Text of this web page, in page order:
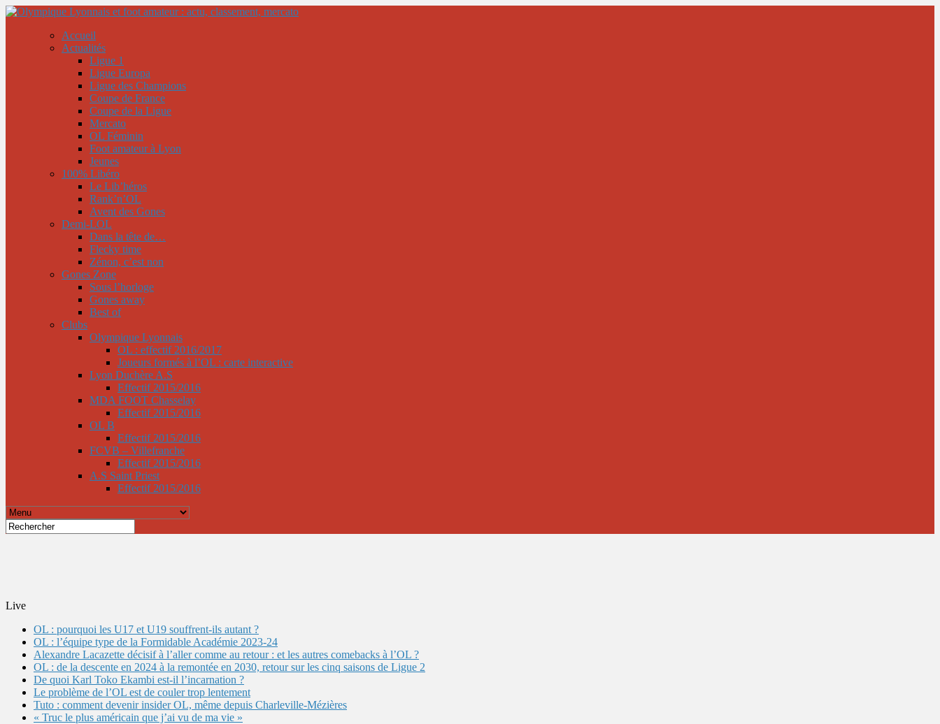
Accueil
Actualités
Ligue 1
Ligue Europa
Ligue des Champions
Coupe de France
Coupe de la Ligue
Mercato
OL Féminin
Foot amateur à Lyon
Jeunes
100% Libéro
Le Lib’héros
Rank’n’OL
Avent des Gones
Demi-LOL
Dans la tête de…
Flecky time
Zénon, c’est non
Gones Zone
Sous l’horloge
Gones away
Best of
Clubs
Olympique Lyonnais
OL : effectif 2016/2017
Joueurs formés à l’OL : carte interactive
Lyon Duchère A.S
Effectif 2015/2016
MDA FOOT Chasselay
Effectif 2015/2016
OL B
Effectif 2015/2016
FCVB – Villefranche
Effectif 2015/2016
A.S Saint Priest
Effectif 2015/2016
Live
OL : pourquoi les U17 et U19 souffrent-ils autant ?
OL : l’équipe type de la Formidable Académie 2023-24
Alexandre Lacazette décisif à l’aller comme au retour : et les autres comebacks à l’OL ?
OL : de la descente en 2024 à la remontée en 2030, retour sur les cinq saisons de Ligue 2
De quoi Karl Toko Ekambi est-il l’incarnation ?
Le problème de l’OL est de couler trop lentement
Tuto : comment devenir insider OL, même depuis Charleville-Mézières
« Truc le plus américain que j’ai vu de ma vie »